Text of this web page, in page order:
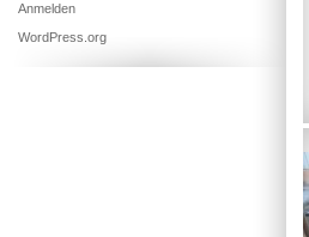
Anmelden
WordPress.org